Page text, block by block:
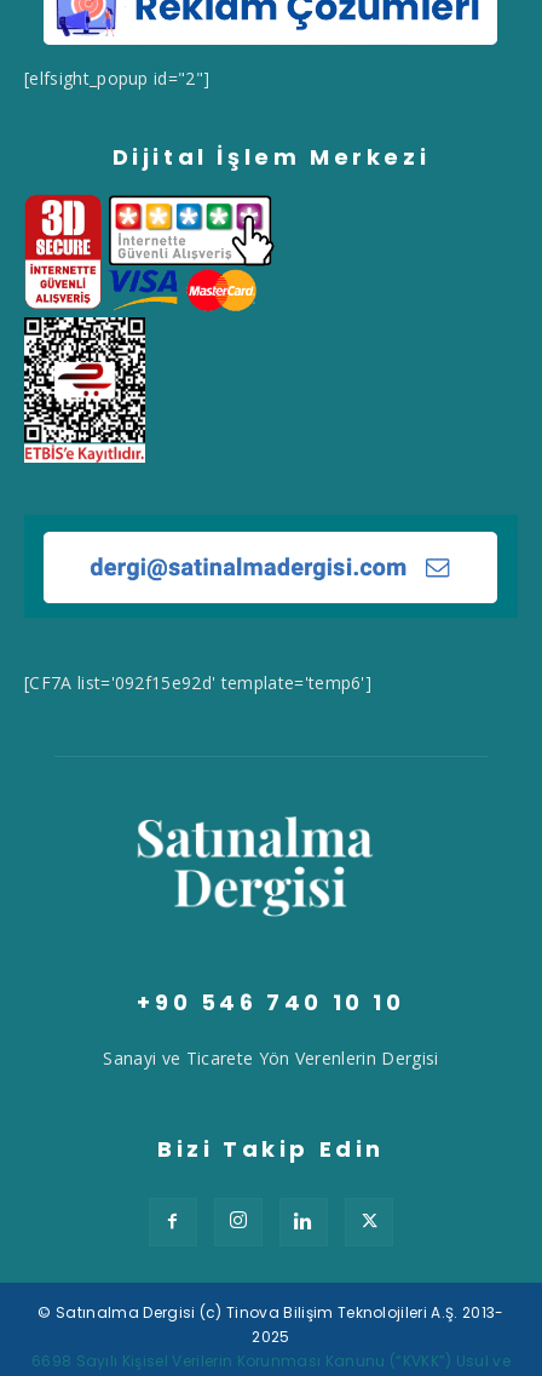
Tek Tıkla Ödeme Kolaylığı
[elfsight_popup id="2"]
Dijital İşlem Merkezi
[CF7A list='092f15e92d' template='temp6']
+90 546 740 10 10
Sanayi ve Ticarete Yön Verenlerin Dergisi
Bizi Takip Edin
© Satınalma Dergisi (c) Tinova Bilişim Teknolojileri A.Ş. 2013-
2025
6698 Sayılı Kişisel Verilerin Korunması Kanunu (“KVKK”) Usul ve